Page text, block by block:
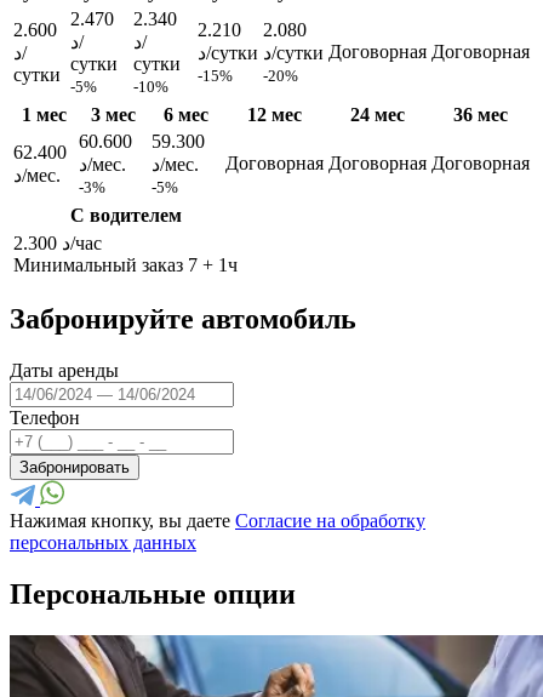
2.600
د/
сутки
2.470
د/
сутки
-5%
2.340
د/
сутки
-10%
2.210
د/сутки
-15%
2.080
د/сутки
-20%
Договорная Договорная
1 мес 3 мес 6 мес 12 мес 24 мес
36 мес
62.400
د/мес.
60.600
د/мес.
-3%
59.300
د/мес.
-5%
Договорная Договорная Договорная
С водителем
2.300 د/час
Минимальный заказ 7 + 1ч
Забронируйте автомобиль
Даты аренды
Телефон
Забронировать
Нажимая кнопку, вы даете Согласие на обработку
персональных данных
Персональные опции